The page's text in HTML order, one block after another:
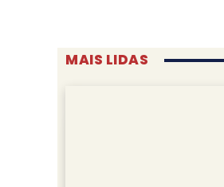
MAIS LIDAS